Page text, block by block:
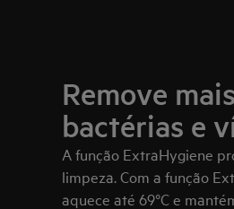
Remove
bactérias e
A função ExtraHygiene
limpeza. Com a função
aquece até 69°C e